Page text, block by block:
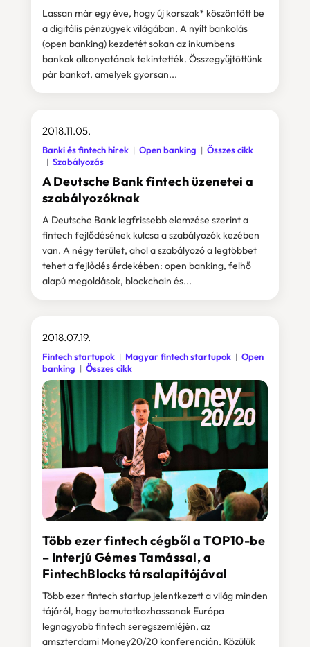
Lassan már egy éve, hogy új korszak* köszöntött be
a digitális pénzügyek világában. A nyílt bankolás
(open banking) kezdetét sokan az inkumbens
bankok alkonyatának tekintették. Összegyűjtöttünk
pár bankot, amelyek gyorsan...
A Deutsche Bank fintech üzenetei a
szabályozóknak
2018.11.05.
Banki és fintech hírek Open banking
Összes cikk
Szabályozás
A Deutsche Bank legfrissebb elemzése szerint a
fintech fejlődésének kulcsa a szabályozók kezében
van. A négy terület, ahol a szabályozó a legtöbbet
tehet a fejlődés érdekében: open banking, felhő
alapú megoldások, blockchain és...
Több ezer fintech cégből a TOP10-be
– Interjú Gémes Tamással, a
FintechBlocks társalapítójával
2018.07.19.
Fintech startupok Magyar fintech startupok
Open
banking
Összes cikk
Több ezer fintech startup jelentkezett a világ minden
tájáról, hogy bemutatkozhassanak Európa
legnagyobb fintech seregszemléjén, az
amszterdami Money20/20 konferencián. Közülük